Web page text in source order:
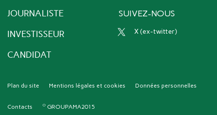
JOURNALISTE
INVESTISSEUR
CANDIDAT
SUIVEZ-NOUS
x (ex-twitter)
Plan du site Mentions légales et cookies Données personnelles
Contacts GROUPAMA2015